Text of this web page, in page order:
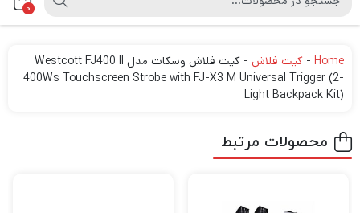
0
Home
- کیت فلاش -
کیت فلاش وسکات مدل Westcott FJ400 II
400Ws Touchscreen Strobe with FJ-X3 M Universal Trigger (2-
Light Backpack Kit)
محصولات مرتبط